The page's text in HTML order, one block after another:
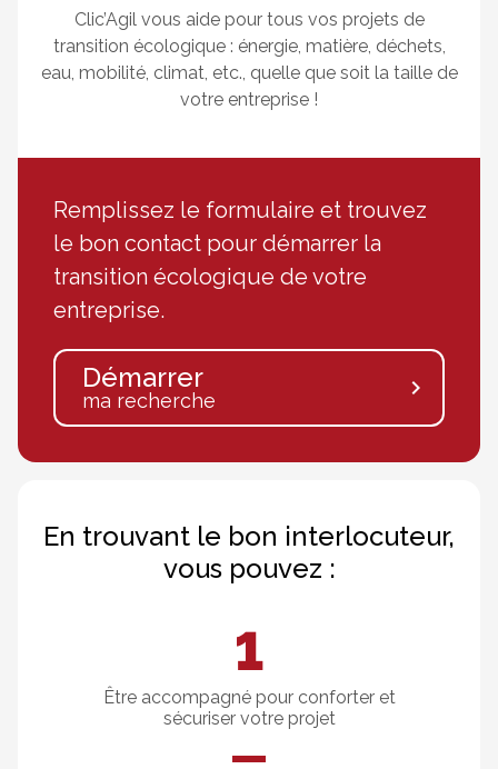
Clic’Agil vous aide pour tous vos projets de
transition écologique : énergie, matière, déchets,
eau, mobilité, climat, etc., quelle que soit la taille de
votre entreprise !
Remplissez le formulaire et trouvez
le bon contact pour démarrer la
transition écologique de votre
entreprise.
Démarrer
ma recherche navigate_next
En trouvant le bon interlocuteur,
vous pouvez :
Être accompagné pour conforter et
sécuriser votre projet